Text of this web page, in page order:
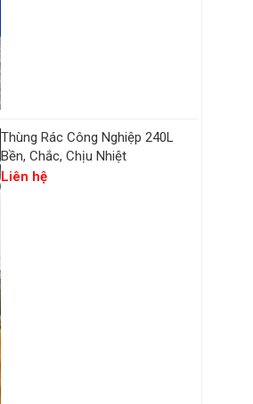
Thùng Rác Công Nghiệp 240L
Bền, Chắc, Chịu Nhiệt
Liên hệ